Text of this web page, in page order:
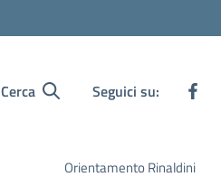
Cerca Seguici su:
Orientamento Rinaldini